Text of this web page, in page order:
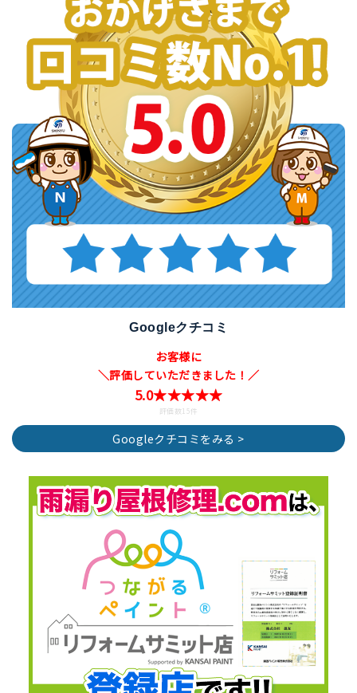
Googleクチコミ
お客様に
＼評価していただきました！／
5.0★★★★★
評価数15件
Googleクチコミをみる >